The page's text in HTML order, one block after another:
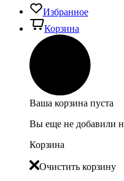
Избранное
Корзина
Ваша корзина пуста
Вы еще не добавили
Корзина
Очистить корзину